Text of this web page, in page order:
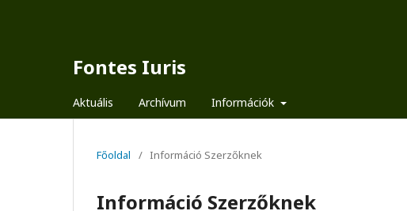
Fontes Iuris
Aktuális Archívum Információk
Főoldal / Információ Szerzőknek
Információ Szerzőknek